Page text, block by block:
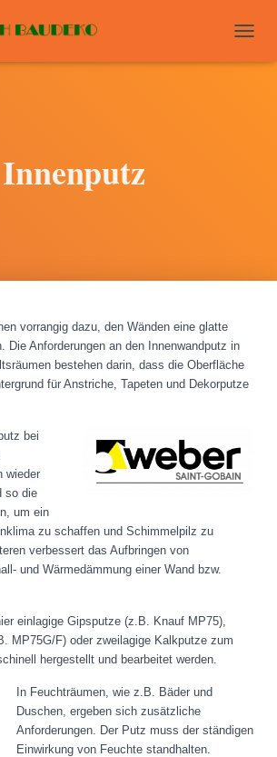
O
Innenputz
vorrangig dazu, den Wänden eine glatte
Die Anforderungen an den Innenwandputz in
bestehen darin, dass die Oberfläche
für Anstriche, Tapeten und Dekorputze
bei
wieder
so die
um ein
zu schaffen und Schimmelpilz zu
verbessert das Aufbringen von
und Wärmedämmung einer Wand bzw.
einlagige Gipsputze (z.B. Knauf MP75),
MP75G/F) oder zweilagige Kalkputze zum
hergestellt und bearbeitet werden.
In Feuchträumen, wie z.B. Bäder und
Duschen, ergeben sich zusätzliche
Anforderungen. Der Putz muss der ständigen
Einwirkung von Feuchte standhalten.